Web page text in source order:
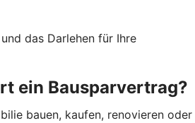
das Darlehen für Ihre
ein Bausparvertrag?
bauen, kaufen, renovieren oder